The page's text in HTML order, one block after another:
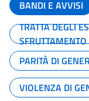
BANDI E AVVISI
TRATTA DEGLI
SFRUTTAMENTO
PARITÀ DI
VIOLENZA DI